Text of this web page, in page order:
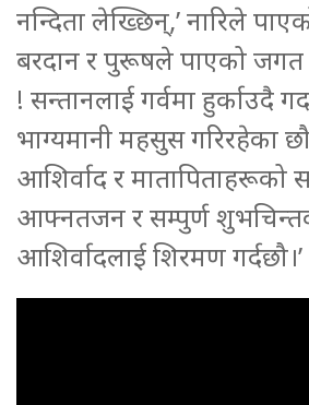
नन्दिता लेख्छिन्,’ नारिले
बरदान र पुरूषले पाएको जगत
! सन्तानलाई गर्वमा हुर्काउदै
भाग्यमानी महसुस गरिरहेका
आशिर्वाद र मातापिताहरूको
आफ्नतजन र सम्पुर्ण
आशिर्वादलाई शिरमण गर्दछौ।’